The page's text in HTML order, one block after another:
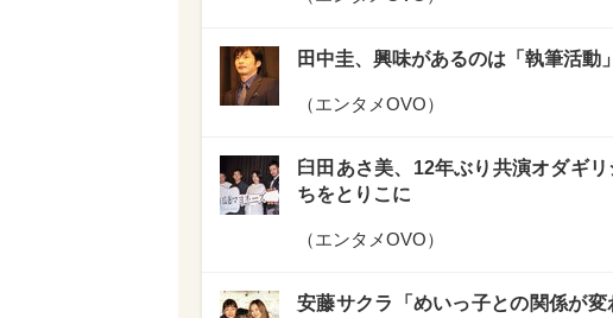
田中圭、興味があるのは「執筆活動
（エンタメOVO）
臼田あさ美、12年ぶり共演オダギ
ちをとりこに
（エンタメOVO）
安藤サクラ「めいっ子との関係が